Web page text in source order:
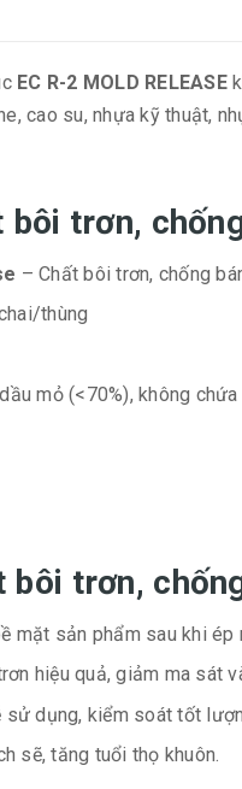
EC R-2 MOLD RELEASE
cao su, nhựa kỹ thuật,
trơn,
– Chất bôi trơn, chống
thùng
mỏ (<70%), không
trơn,
mặt sản phẩm sau khi
hiệu quả, giảm ma sát
sử dụng, kiểm soát tốt
sẽ, tăng tuổi thọ khuôn.